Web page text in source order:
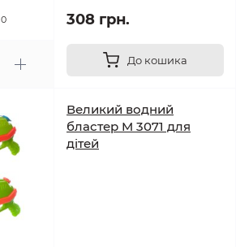
0 308 грн.
До кошика
Великий водний
бластер M 3071 для
дітей